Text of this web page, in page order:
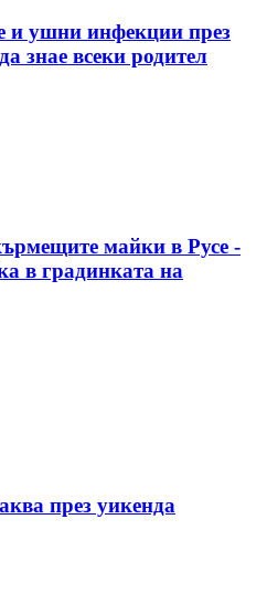
и ушни инфекции през
знае всеки родител
майки в Русе -
в градинката на
през уикенда